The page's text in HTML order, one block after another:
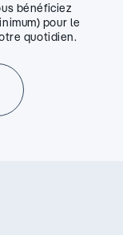
bénéficiez
pour le
quotidien.